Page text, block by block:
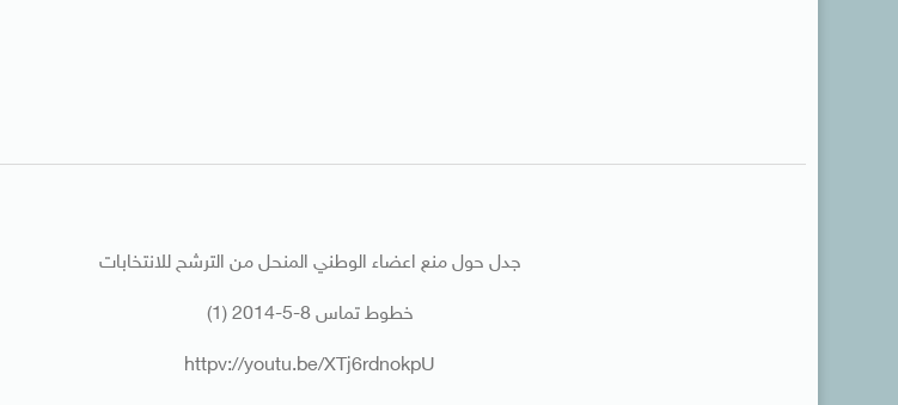
جدل حول منع اعضاء الوطني المنحل من الترشح للانتخابات
خطوط تماس 8-5-2014 (1)
httpv://youtu.be/XTj6rdnokpU